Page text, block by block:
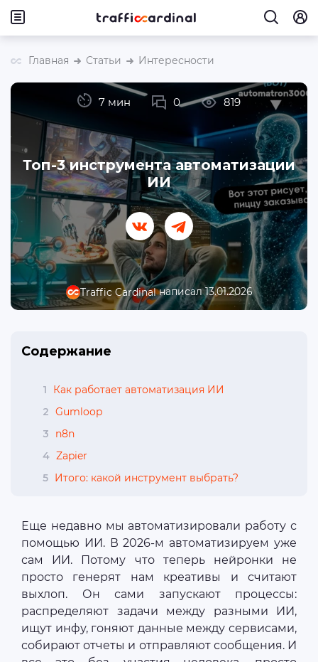
Главная Статьи Интересности
Traffic Cardinalнаписал 13.01.2026
Топ-3 инструмента автоматизации
ИИ
7 мин 0 819
Содержание
1
Как работает автоматизация ИИ
2 Gumloop
3
n8n
4 Zapier
5 Итого: какой инструмент выбрать?
Еще недавно мы автоматизировали работу с
помощью ИИ. В 2026-м автоматизируем уже
сам ИИ. Потому что теперь нейронки не
просто генерят нам креативы и считают
выхлоп. Он сами запускают процессы:
распределяют задачи между разными ИИ,
ищут инфу, гоняют данные между сервисами,
собирают отчеты и отправляют сообщения. И